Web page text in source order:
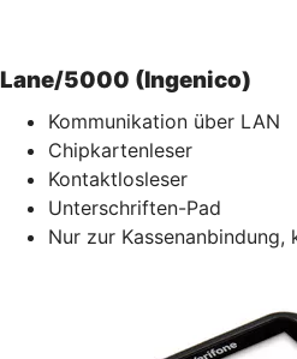
Lane/5000 (Ingenico)
Kommunikation über LAN
Chipkartenleser
Kontaktlosleser
Unterschriften-Pad
Nur zur